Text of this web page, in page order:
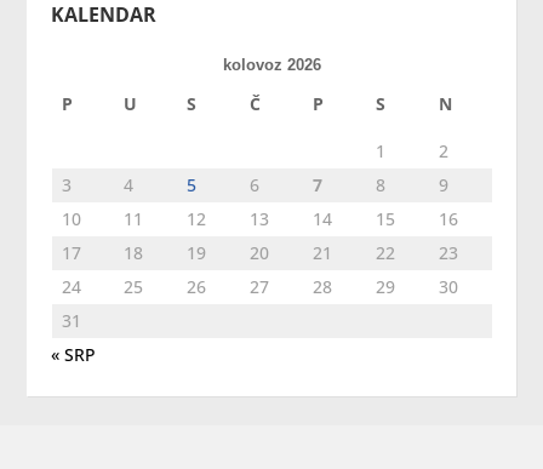
KALENDAR
kolovoz 2026
P U S Č P S N
1
2
3
4 5 6 7 8
9
10
11 12 13 14 15
16
17
18 19 20 21 22
23
24
25 26 27 28 29
30
31
« SRP